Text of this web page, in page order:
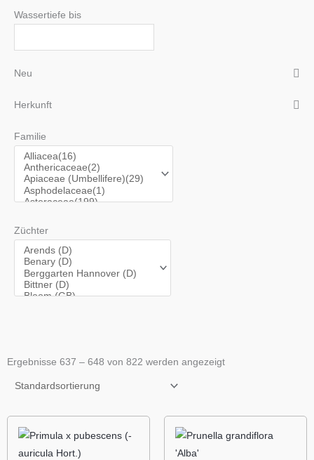
Wassertiefe bis
Neu
Herkunft
Familie
Züchter
Ergebnisse 637 – 648 von 822 werden angezeigt